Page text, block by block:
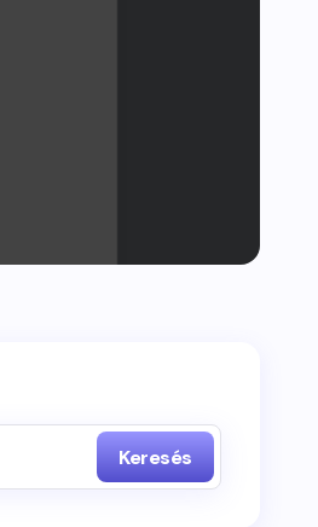
Keresés